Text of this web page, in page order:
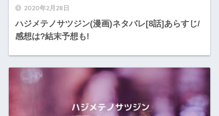
2020年2月28日
ハジメテノサツジン(漫画)ネタバレ[8話]あらすじ/
感想は?結末予想も!